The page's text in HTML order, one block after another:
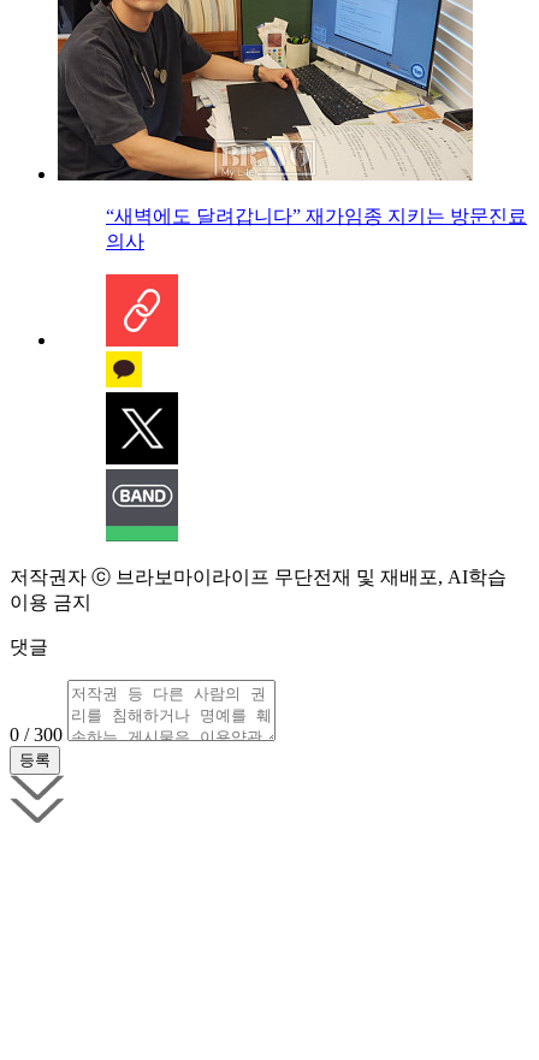
“새벽에도 달려갑니다” 재가임종 지키는 방문진료
의사
저작권자 ⓒ 브라보마이라이프 무단전재 및 재배포, AI학습
이용 금지
댓글
0 / 300